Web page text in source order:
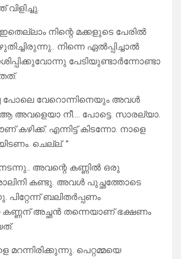
നിന്റെ മക്കളുടെ പേരിൽ
നിന്നെ ഏൽപ്പിച്ചാൽ
പേടിയുണ്ടാർന്നോണ്ടാ
പോലെ വേറൊന്നിനെയും അവൾ
ആ അവളെയാ നീ…. പോട്ടെ. സാരല്യാ.
എന്നിട്ട് കിടന്നോ. നാളെ
ചെല്ല്. ”
നടന്നു.. അവന്റെ കണ്ണിൽ ഒരു
കണ്ടു. അവൾ പുച്ഛത്തോടെ
പിറ്റേന്ന് ബലിതർപ്പണം
കണ്ണന് അച്ഛൻ തന്നെയാണ് ഭക്ഷണം
മറന്നിരിക്കുന്നു. പെറ്റമ്മയെ